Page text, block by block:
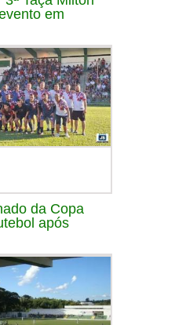
em
da Copa
após